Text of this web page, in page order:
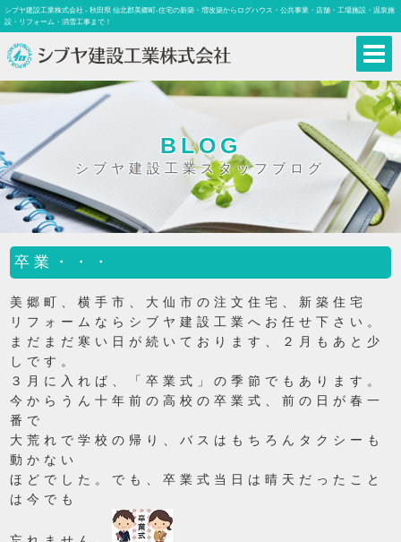
シブヤ建設工業株式会社 - 秋田県 仙北郡美郷町-住宅の新築・増改築からログハウス・公共事業・店舗・工場施設・温泉施
設・リフォーム・消雪工事まで！
BLOG
シブヤ建設工業スタッフブログ
卒業・・・
美郷町、横手市、大仙市の注文住宅、新築住宅
リフォームならシブヤ建設工業へお任せ下さい。
まだまだ寒い日が続いております、２月もあと少
しです。
３月に入れば、「卒業式」の季節でもあります。
今からうん十年前の高校の卒業式、前の日が春一
番で
大荒れで学校の帰り、バスはもちろんタクシーも
動かない
ほどでした。でも、卒業式当日は晴天だったこと
は今でも